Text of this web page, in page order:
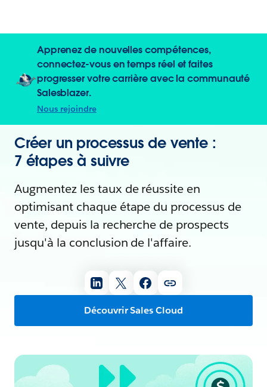
Apprenez de nouvelles compétences,
connectez-vous en temps réel et faites
progresser votre carrière avec la communauté
Salesblazer.
Nous rejoindre
Créer un processus de vente :
7 étapes à suivre
Augmentez les taux de réussite en
optimisant chaque étape du processus de
vente, depuis la recherche de prospects
jusqu'à la conclusion de l'affaire.
Découvrir Sales Cloud